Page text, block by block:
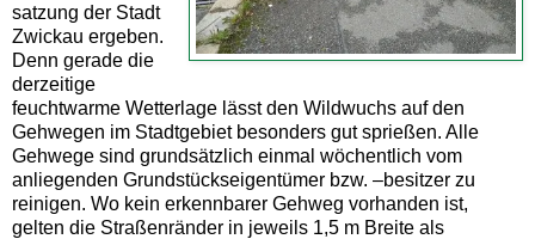
satzung der Stadt
Zwickau ergeben.
Denn gerade die
derzeitige
feuchtwarme Wetterlage lässt den Wildwuchs auf den
Gehwegen im Stadtgebiet besonders gut sprießen. Alle
Gehwege sind grundsätzlich einmal wöchentlich vom
anliegenden Grundstückseigentümer bzw. –besitzer zu
reinigen. Wo kein erkennbarer Gehweg vorhanden ist,
gelten die Straßenränder in jeweils 1,5 m Breite als